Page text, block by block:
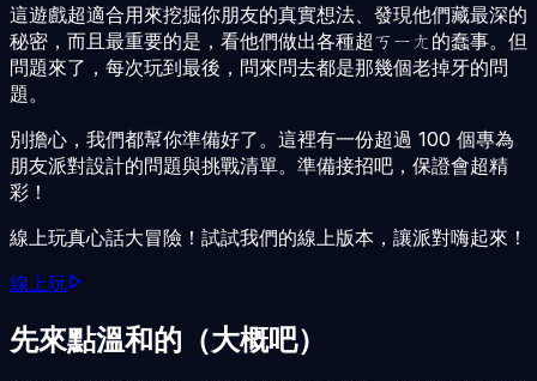
這遊戲超適合用來挖掘你朋友的真實想法、發現他們藏最深的
秘密，而且最重要的是，看他們做出各種超ㄎㄧㄤ的蠢事。但
問題來了，每次玩到最後，問來問去都是那幾個老掉牙的問
題。
別擔心，我們都幫你準備好了。這裡有一份超過 100 個專為
朋友派對設計的問題與挑戰清單。準備接招吧，保證會超精
彩！
線上玩真心話大冒險！試試我們的線上版本，讓派對嗨起來！
線上玩
先來點溫和的（大概吧）